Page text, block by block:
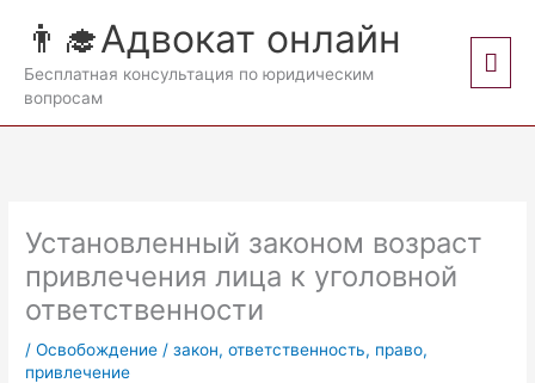
содержимому
👨‍🎓Адвокат онлайн
Бесплатная консультация по юридическим
вопросам
Установленный законом возраст
привлечения лица к уголовной
ответственности
/Освобождение /закон,ответственность, право,
привлечение